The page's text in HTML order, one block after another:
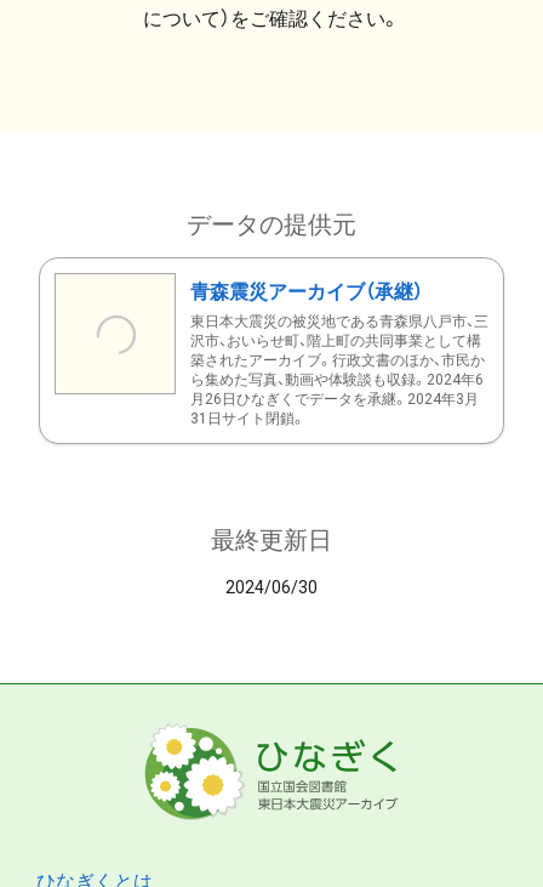
について）をご確認ください。
データの提供元
青森震災アーカイブ（承継）
東日本大震災の被災地である青森県八戸市、三
沢市、おいらせ町、階上町の共同事業として構
築されたアーカイブ。行政文書のほか、市民か
ら集めた写真、動画や体験談も収録。2024年6
月26日ひなぎくでデータを承継。2024年3月
31日サイト閉鎖。
最終更新日
2024/06/30
ひなぎくとは